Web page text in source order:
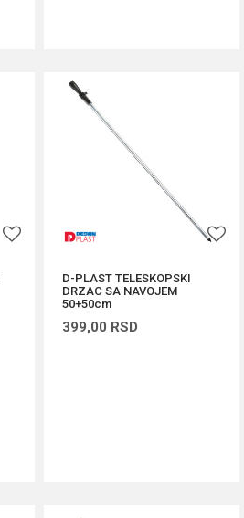
D-PLAST TELESKOPSKI
DRZAC SA NAVOJEM
50+50cm
399,00 RSD